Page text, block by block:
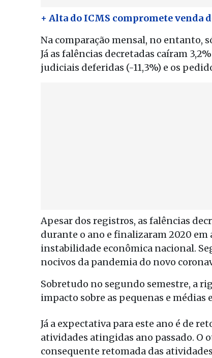
+ Alta do ICMS compromete venda
Na comparação mensal, no entanto,
Já as falências decretadas caíram
judiciais deferidas (-11,3%) e os
Apesar dos registros, as falências
durante o ano e finalizaram 2020
instabilidade econômica nacional.
nocivos da pandemia do novo
Sobretudo no segundo semestre, a
impacto sobre as pequenas e médias
Já a expectativa para este ano é de
atividades atingidas ano passado. O
consequente retomada das